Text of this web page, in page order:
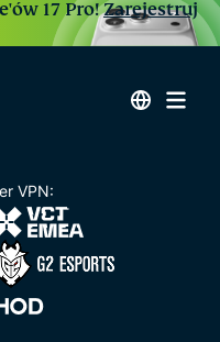
17 Pro!Zarejestruj
VPN: